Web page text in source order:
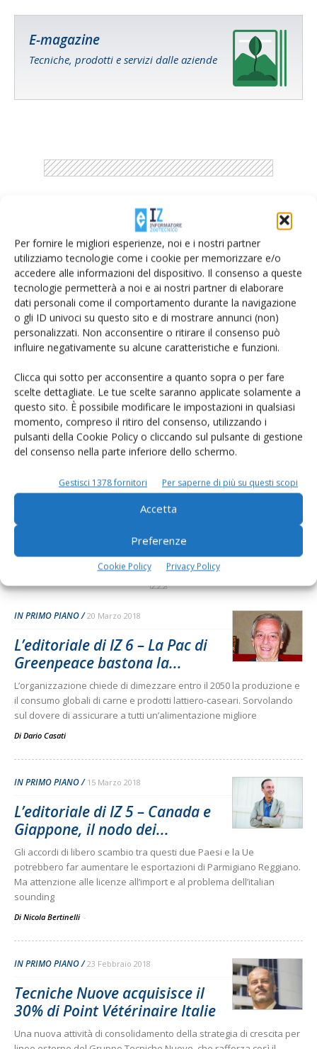
Per fornire le migliori esperienze, noi e i nostri partner
utilizziamo tecnologie come i cookie per memorizzare e/o
accedere alle informazioni del dispositivo. Il consenso a queste
tecnologie permetterà a noi e ai nostri partner di elaborare
dati personali come il comportamento durante la navigazione
o gli ID univoci su questo sito e di mostrare annunci (non)
personalizzati. Non acconsentire o ritirare il consenso può
influire negativamente su alcune caratteristiche e funzioni.
Clicca qui sotto per acconsentire a quanto sopra o per fare
scelte dettagliate. Le tue scelte saranno applicate solamente a
questo sito. È possibile modificare le impostazioni in qualsiasi
momento, compreso il ritiro del consenso, utilizzando i
pulsanti della Cookie Policy o cliccando sul pulsante di gestione
del consenso nella parte inferiore dello schermo.
Gestisci 1378 fornitori Per saperne di più su questi scopi
Accetta
Preferenze
Cookie Policy Privacy Policy
E-magazine
Tecniche, prodotti e servizi dalle aziende
Catalogo Aziende e Prodotti
Un modo semplice per cercare un'azienda o un
prodotto!
Cerca adesso
L'Esperto risponde
I consigli di Terra e Vita agli agricoltori
Cerca adesso
IN PRIMO PIANO 20 Marzo 2018
L’editoriale di IZ 6 – La Pac di
Greenpeace bastona la...
L’organizzazione chiede di dimezzare entro il 2050 la produzione e
il consumo globali di carne e prodotti lattiero-caseari. Sorvolando
sul dovere di assicurare a tutti un’alimentazione migliore
Di Dario Casati
IN PRIMO PIANO 15 Marzo 2018
L’editoriale di IZ 5 – Canada e
Giappone, il nodo dei...
Gli accordi di libero scambio tra questi due Paesi e la Ue
potrebbero far aumentare le esportazioni di Parmigiano Reggiano.
Ma attenzione alle licenze all’import e al problema dell’italian
sounding
Di Nicola Bertinelli -
IN PRIMO PIANO 23 Febbraio 2018
Tecniche Nuove acquisisce il
30% di Point Vétérinaire Italie
Una nuova attività di consolidamento della strategia di crescita per